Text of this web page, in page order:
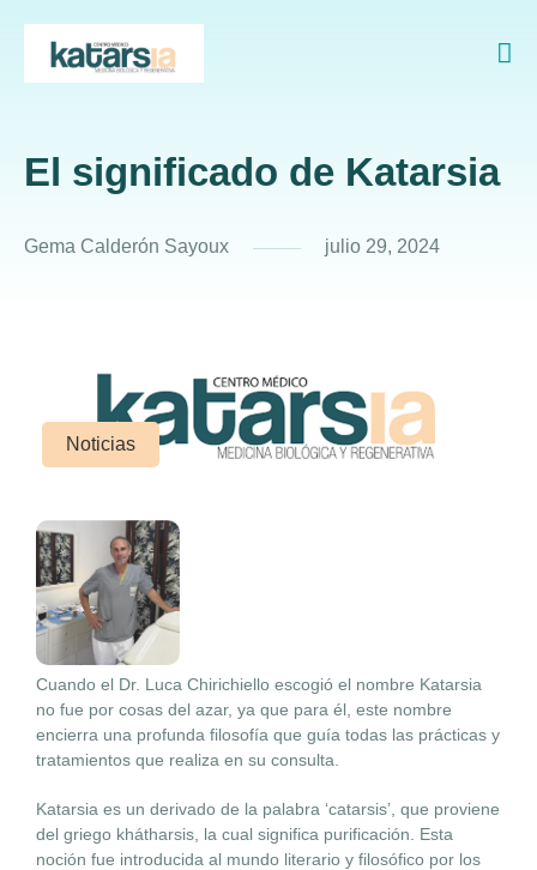
El significado de Katarsia
Gema Calderón Sayoux julio 29, 2024
Noticias
Cuando el Dr. Luca Chirichiello escogió el nombre Katarsia
no fue por cosas del azar, ya que para él, este nombre
encierra una profunda filosofía que guía todas las prácticas y
tratamientos que realiza en su consulta.
Katarsia es un derivado de la palabra ‘catarsis’, que proviene
del griego khátharsis, la cual significa purificación. Esta
noción fue introducida al mundo literario y filosófico por los